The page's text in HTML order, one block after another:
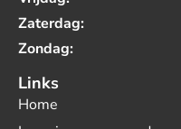
Zaterdag:
Zondag:
Links
Home